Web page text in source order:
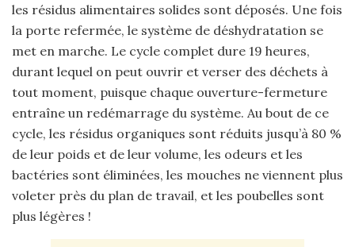
les résidus alimentaires solides sont déposés. Une fois
la porte refermée, le système de déshydratation se
met en marche. Le cycle complet dure 19 heures,
durant lequel on peut ouvrir et verser des déchets à
tout moment, puisque chaque ouverture-fermeture
entraîne un redémarrage du système. Au bout de ce
cycle, les résidus organiques sont réduits jusqu’à 80 %
de leur poids et de leur volume, les odeurs et les
bactéries sont éliminées, les mouches ne viennent plus
voleter près du plan de travail, et les poubelles sont
plus légères !